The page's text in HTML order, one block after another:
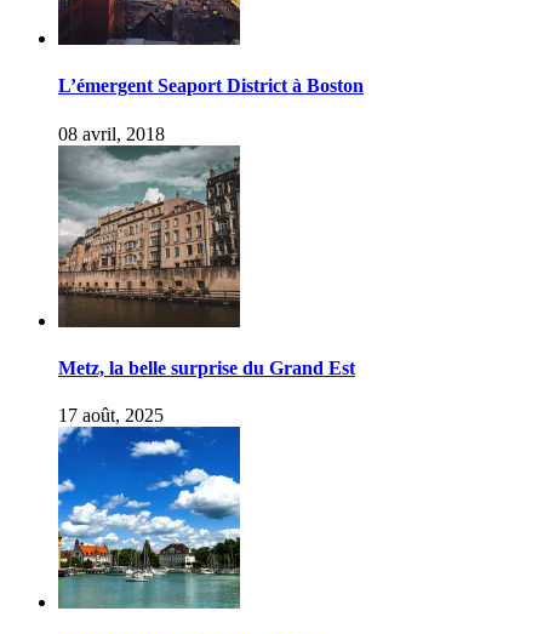
L’émergent Seaport District à Boston
08 avril, 2018
Metz, la belle surprise du Grand Est
17 août, 2025